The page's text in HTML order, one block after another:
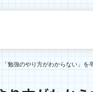
「勉強のやり方がわからない」